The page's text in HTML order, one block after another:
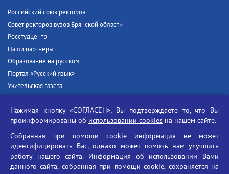
Российский союз ректоров
Совет ректоров вузов Брянской области
Росстудцентр
Наши партнёры
Образование на русском
Портал «Русский язык»
Учительская газета
Единый портал государственных услуг
Противодействие угрозам информационной безопасности
Социальные ролики - Генеральная прокуратура РФ
Противодействие коррупции
Нажимая кнопку «СОГЛАСЕН», Вы подтверждаете то, что Вы
проинформированы об использовании cookies на нашем сайте.
Собранная при помощи cookie информация не может
идентифицировать Вас, однако может помочь нам улучшить
работу нашего сайта. Информация об использовании Вами
данного сайта, собранная при помощи cookie, сохраняется на